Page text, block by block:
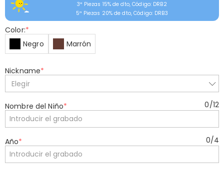
3ª Piezas 15% de dto, Código: DRB2
5ª Piezas 20% de dto, Código: DRB3
Color:*
Negro
Marrón
Nickname*
Elegir
Nombre del Niño* 0/12
Año* 0/4